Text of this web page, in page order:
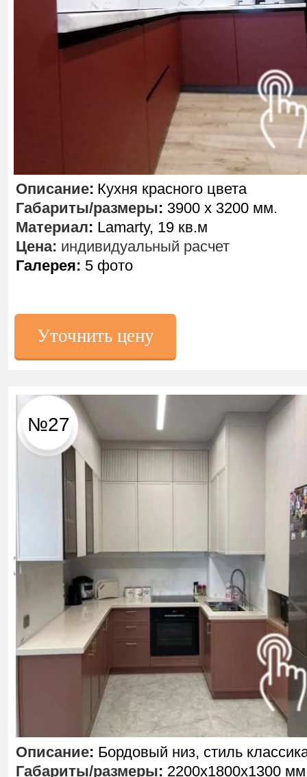
№27
Описание: Бордовый низ, стиль
Габариты/размеры: 2200х1800х1300
Описание:
Габариты/размеры: 3900 х 3200 мм.
Материал: Lamarty, 19 кв.м
Цена: индивидуальный расчет
Галерея: 5 фото
Кухня красного цвета
Уточнить цену